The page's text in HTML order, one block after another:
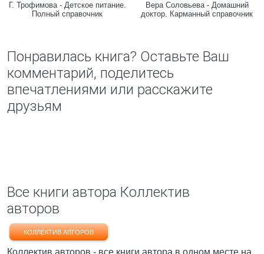
Г. Трофимова - Детское питание.
Полный справочник
Вера Соловьева - Домашний
доктор. Карманный справочник
Понравилась книга? Оставьте Ваш
комментарий, поделитесь
впечатлениями или расскажите
друзьям
Все книги автора Коллектив
авторов
КОЛЛЕКТИВ АВТОРОВ
Коллектив авторов - все книги автора в одном месте на